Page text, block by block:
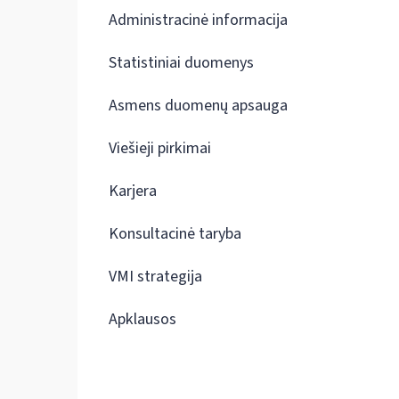
Administracinė informacija
Statistiniai duomenys
Asmens duomenų apsauga
Viešieji pirkimai
Karjera
Konsultacinė taryba
VMI strategija
Apklausos